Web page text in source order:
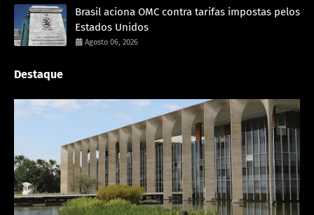
Brasil aciona OMC contra tarifas impostas pelos
Estados Unidos
Agosto 06, 2026
Destaque